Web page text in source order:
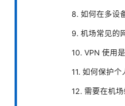
8. 如何在多设
9. 机场常见的
10. VPN 使用
11. 如何保护个
12. 需要在机场